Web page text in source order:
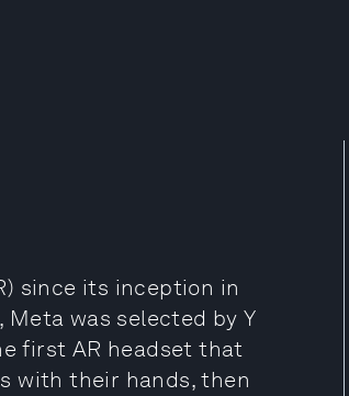
since its inception in
was selected by Y
first AR headset that
with their hands, then